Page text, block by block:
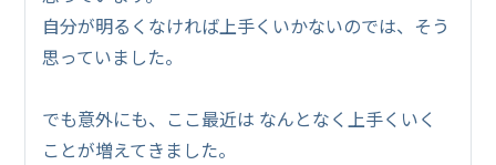
自分が明るくなければ上手くいかないのでは、そう
思っていました。
でも意外にも、ここ最近は なんとなく上手くいく
ことが増えてきました。